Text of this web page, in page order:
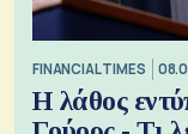
FINANCIAL TIMES
Η λάθος